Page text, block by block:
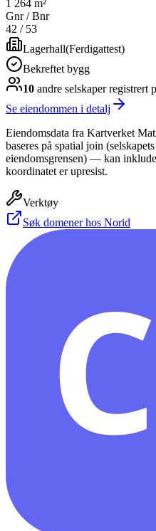
1 264 m²
Gnr / Bnr
42 / 53
Lagerhall(Ferdigattest)
Bekreftet bygg
10 andre selskaperregistrert
Se eiendommen i detalj
Eiendomsdata fra Kartverket
baseres på spatial join
eiendomsgrensen) — kan
koordinatet er upresist.
Verktøy
Søk domener hos Norid